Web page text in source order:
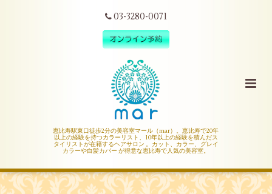
03-3280-0071
恵比寿駅東口徒歩2分の美容室マール（mar）。恵比寿で20年
以上の経験を持つカラーリスト、10年以上の経験を積んだス
タイリストが在籍するヘアサロン 。カット、カラー、グレイ
カラーや白髪カバー が得意な恵比寿で人気の美容室。